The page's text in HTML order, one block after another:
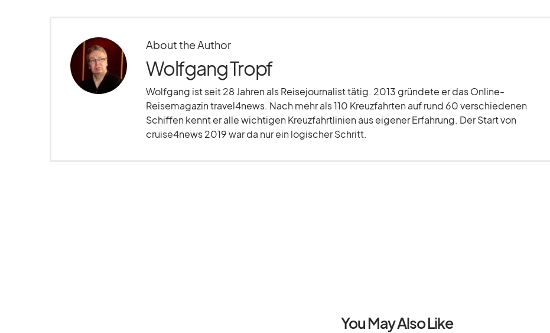
About the Author
Wolfgang Tropf
Wolfgang ist seit 28 Jahren als Reisejournalist tätig. 2013 gründete er das Online-
Reisemagazin travel4news. Nach mehr als 110 Kreuzfahrten auf rund 60 verschiedenen
Schiffen kennt er alle wichtigen Kreuzfahrtlinien aus eigener Erfahrung. Der Start von
cruise4news 2019 war da nur ein logischer Schritt.
You May Also Like